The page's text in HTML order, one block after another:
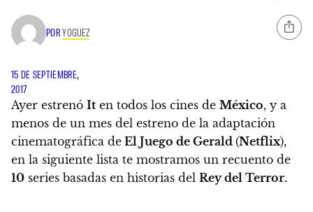
PORYOGUEZ
15 DE SEPTIEMBRE,
2017
Ayer estrenó It en todos los cines de México, y a
menos de un mes del estreno de la adaptación
cinematográfica de El Juego de Gerald (Netflix),
en la siguiente lista te mostramos un recuento de
10 series basadas en historias del Rey del Terror.